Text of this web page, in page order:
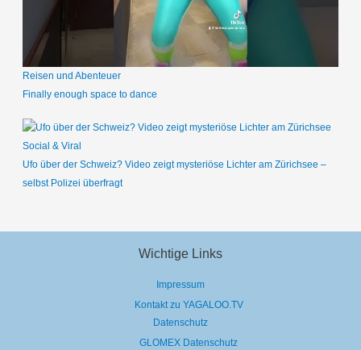
Reisen und Abenteuer
Finally enough space to dance
Social & Viral
Ufo über der Schweiz? Video zeigt mysteriöse Lichter am Zürichsee –
selbst Polizei überfragt
Wichtige Links
Impressum
Kontakt zu YAGALOO.TV
Datenschutz
GLOMEX Datenschutz